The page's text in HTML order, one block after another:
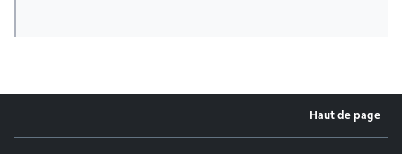
Haut de page